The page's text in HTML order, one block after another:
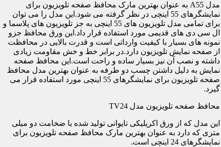
مدل A55 به عنوان بهترین مارک محافظ صفحه تلویزیون برای
نمایشگرهای 55 اینچی در نظر گرفته می شود.این مدل را می توان
برای تمامی مدل تلویزیون های 55 اینچی به جز تلویزیون های پلاسما و
ال سی دی های قدیمی مورد استفاده قرار داد.این ورق محافظ جزو
نمونه های بسیار با کیفیت وارداتی است و قدرت بالایی در محافظت
از صفحه نمایش تلویزیون دارد.در برابر خط و خش مقاومت زیادی
داشته و نصب آن نیز بسیار ساده و راحت است.این محافظ صفحه
نمایش به دلیل داشتن چسب دو طرفه به عنوان بهترین مدل محافظ
صفحه تلویزیون برای نمایشگرهای 55 اینچی مورد استفاده قرار می
گیرد.
محافظ صفحه تلویزیون مدل TV24
این مدل که از ورق اکریلیکی تایوانی تولید شده با ضخامت دو میلی
متری که دارد به عنوان بهترین مارک محافظ صفحه تلویزیون برای
نمایشگرهای 24 اینچی است.